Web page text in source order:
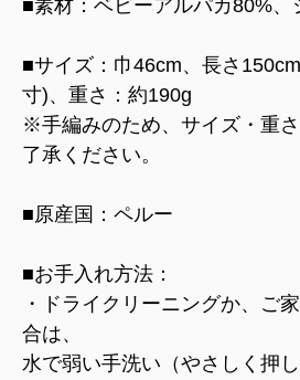
■素材：ベビーアルパカ80%、
■サイズ：巾46cm、長さ
寸)、重さ：約190g
※手編みのため、サイズ・重
了承ください。
■原産国：ペルー
■お手入れ方法：
・ドライクリーニングか、ご
合は、
水で弱い手洗い（やさしく押